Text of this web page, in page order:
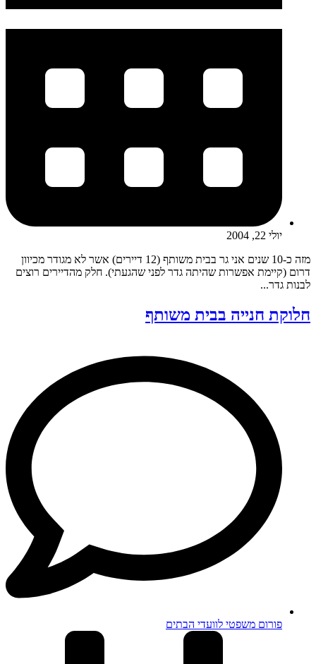
יולי 22, 2004
מזה כ-10 שנים אני גר בבית משותף (12 דיירים) אשר לא מגודר מכיוון
דרום (קיימת אפשרות שהיתה גדר לפני שהגעתי). חלק מהדיירים רוצים
לבנות גדר...
חלוקת חנייה בבית משותף
פורום משפטי לוועדי הבתים